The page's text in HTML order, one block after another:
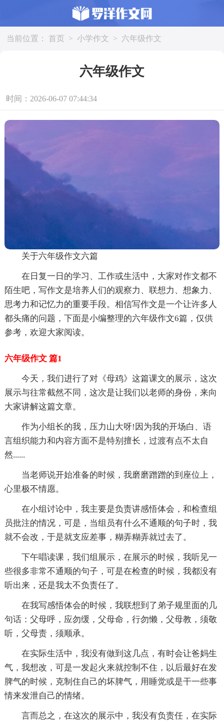
当前位置： 首页 > 小学作文 > 六年级作文
六年级作文
时间：2026-06-07 07:44:34
关于六年级作文六篇
在日复一日的学习、工作或生活中，大家对作文都不
陌生吧，写作文是培养人们的观察力、联想力、想象力、
思考力和记忆力的重要手段。相信写作文是一个让许多人
都头痛的问题，下面是小编整理的六年级作文6篇，仅供
参考，欢迎大家阅读。
六年级作文 篇1
今天，我们进行了对《母鸡》这篇课文的展示，这次
展示与往常截然不同，这次是让我们以老师的身份，来向
大家讲解这篇文章。
作为小组长的我，压力山大呀!因为我的开场白、语
言组织能力和内容方面不是特别擅长，过渡有点不太自
然......
当老师说开始准备的时候，我磨磨蹭蹭的到座位上，
心里极不情愿。
在小组讨论中，我主要是负责讲感悟体会，和检查组
员批注的情况，可是，当组员有什么不通顺的句子时，我
就不会改，于是就支应差事，糊弄糊弄就过去了。
下午唱读课，我们组展示，在展示的时候，我听见一
些很多非常不通顺的句子，可是在检查的时候，我都没有
听出来，还是我太不负责任了。
在我写感悟体会的时候，我联想到了弟子规里面的几
句话：父母呼，应勿缓，父母命，行勿懒，父母教，须敬
听，父母责，须顺承。
在实际生活中，我没有做到这几点，有时会让爸妈生
气，我想改，可是一发起火来就控制不住，以后最好在发
脾气的时候，克制住自己的坏脾气，用睡觉或是干一些事
情来发泄自己的情绪。
言而总之，在这次的展示中，我没有负责任，在实际